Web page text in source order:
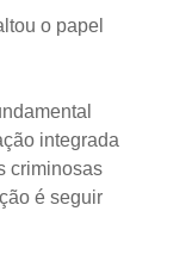
o papel
integrada
criminosas
é seguir